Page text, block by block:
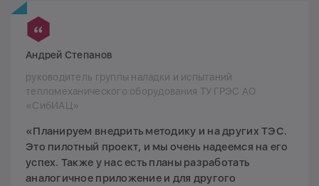
Андрей Степанов
руководитель группы наладки и испытаний
тепломеханического оборудования ТУ ГРЭС АО
«СибИАЦ»
«Планируем внедрить методику и на других ТЭС.
Это пилотный проект, и мы очень надеемся на его
успех. Также у нас есть планы разработать
аналогичное приложение и для другого